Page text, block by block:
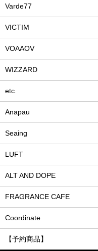
Varde77
VICTIM
VOAAOV
WIZZARD
etc.
Anapau
Seaing
LUFT
ALT AND DOPE
FRAGRANCE CAFE
Coordinate
【予約商品】